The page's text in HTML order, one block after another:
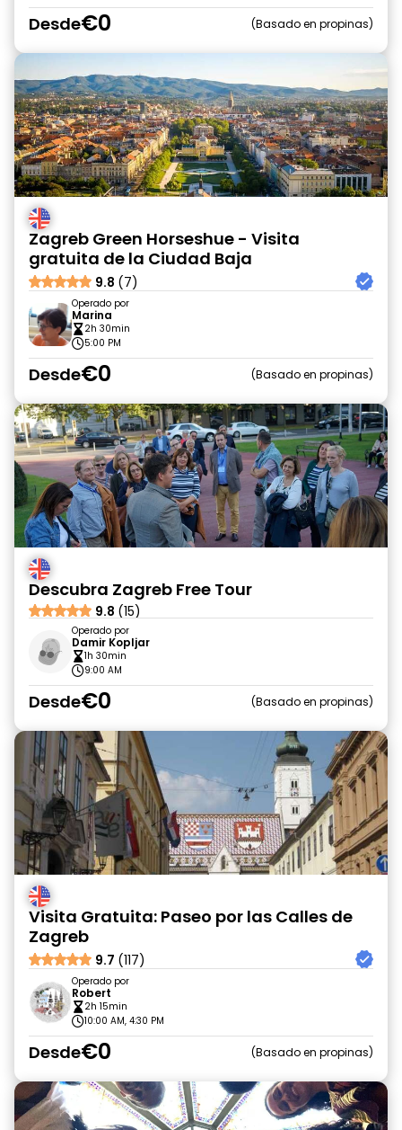
Desde€0 Basado en propinas
Zagreb Green Horseshue - Visita
gratuita de la Ciudad Baja
9.8 (7)
Operado por
Marina
2h 30min
5:00 PM
Desde€0 Basado en propinas
Descubra Zagreb Free Tour
9.8 (15)
Operado por
Damir Kopljar
1h 30min
9:00 AM
Desde€0 Basado en propinas
Visita Gratuita: Paseo por las Calles de
Zagreb
9.7 (117)
Operado por
Robert
2h 15min
10:00 AM, 4:30 PM
Desde€0 Basado en propinas